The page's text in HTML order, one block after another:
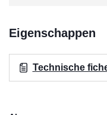
Eigenschappen
Technische